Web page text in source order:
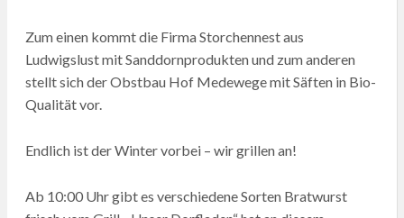
Zum einen kommt die Firma Storchennest aus
Ludwigslust mit Sanddornprodukten und zum anderen
stellt sich der Obstbau Hof Medewege mit Säften in Bio-
Qualität vor.
Endlich ist der Winter vorbei – wir grillen an!
Ab 10:00 Uhr gibt es verschiedene Sorten Bratwurst